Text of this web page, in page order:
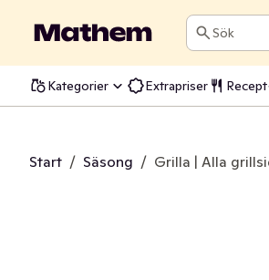
Sök
Kategorier Extrapriser Recept
Start / Säsong / Grilla | Alla